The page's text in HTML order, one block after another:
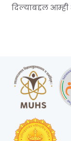
दिल्याबद्दल